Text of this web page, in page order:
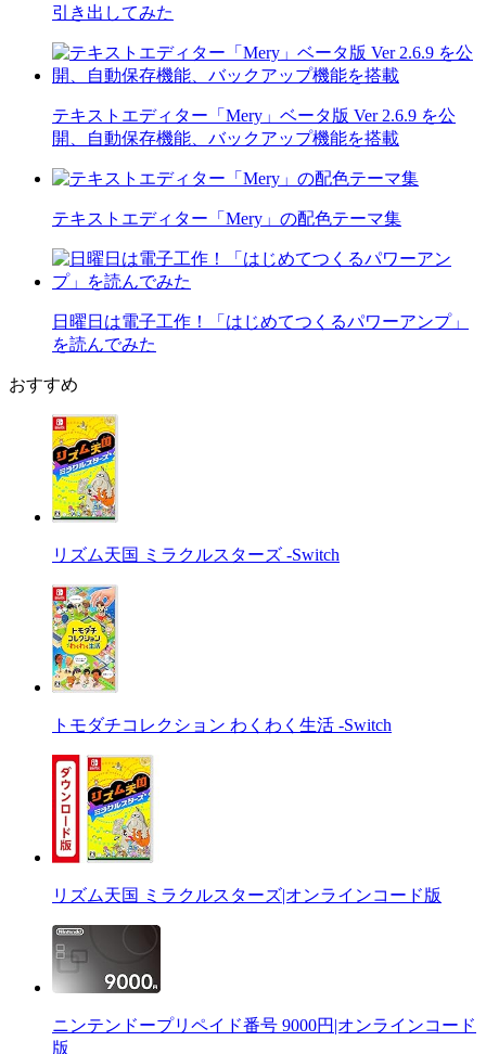
引き出してみた
テキストエディター「Mery」ベータ版 Ver 2.6.9 を公
開、自動保存機能、バックアップ機能を搭載
テキストエディター「Mery」の配色テーマ集
日曜日は電子工作！「はじめてつくるパワーアンプ」
を読んでみた
おすすめ
リズム天国 ミラクルスターズ -Switch
トモダチコレクション わくわく生活 -Switch
リズム天国 ミラクルスターズ|オンラインコード版
ニンテンドープリペイド番号 9000円|オンラインコード
版